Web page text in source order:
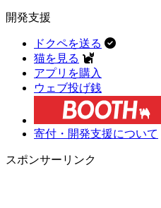
開発支援
ドクペを送る
猫を見る
アプリを購入
ウェブ投げ銭
寄付・開発支援について
スポンサーリンク